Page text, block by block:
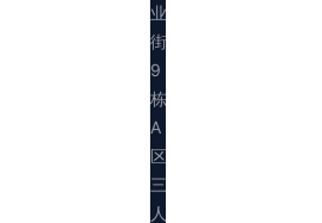
业
街
9
栋
A
区
三
人